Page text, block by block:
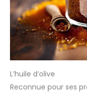
L’huile d’olive
Reconnue pour ses